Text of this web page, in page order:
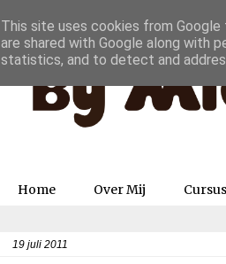
Home Over Mij
19 juli 2011
This site uses cookies from
are shared with Google along with
statistics, and to detect and